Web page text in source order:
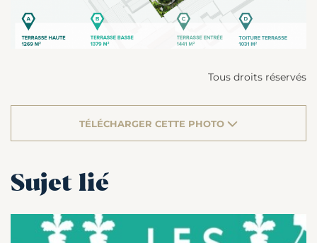
Tous droits réservés
TÉLÉCHARGER CETTE PHOTO
Sujet lié